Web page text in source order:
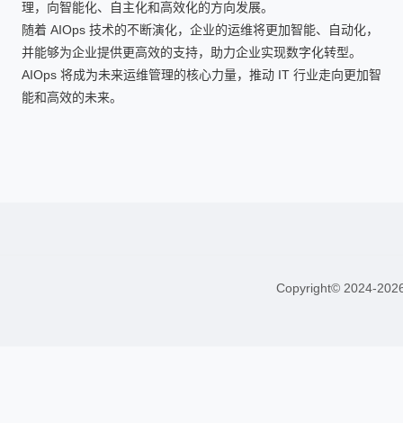
理，向智能化、自主化和高效化的方向发展。
随着 AIOps 技术的不断演化，企业的运维将更加智能、自动化，
并能够为企业提供更高效的支持，助力企业实现数字化转型。
AIOps 将成为未来运维管理的核心力量，推动 IT 行业走向更加智
能和高效的未来。
Copyright© 2024-